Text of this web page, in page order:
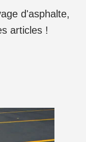
d'asphalte,
articles !